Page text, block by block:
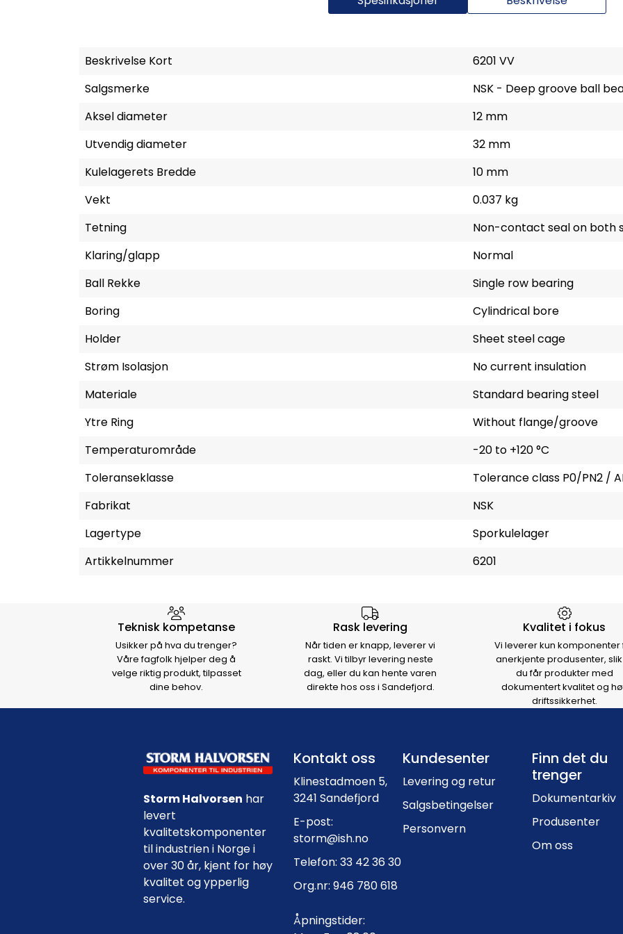
Beskrivelse Kort
6201 VV
Salgsmerke
NSK - Deep groove ball
Aksel diameter
12 mm
Utvendig diameter
32 mm
Kulelagerets Bredde
10 mm
Vekt
0.037 kg
Tetning
Non-contact seal on both
Klaring/glapp
Normal
Ball Rekke
Single row bearing
Boring
Cylindrical bore
Holder
Sheet steel cage
Strøm Isolasjon
No current insulation
Materiale
Standard bearing steel
Ytre Ring
Without flange/groove
Temperaturområde
-20 to +120 °C
Toleranseklasse
Tolerance class P0/PN2 /
Fabrikat
NSK
Lagertype
Sporkulelager
Artikkelnummer
6201
Hvorfor velge Storm Halvorsen
Teknisk kompetanse
Usikker på hva du trenger?
Våre fagfolk hjelper deg å
velge riktig produkt, tilpasset
dine behov.
Rask levering
Når tiden er knapp, leverer vi
raskt. Vi tilbyr levering neste
dag, eller du kan hente varen
direkte hos oss i Sandefjord.
Kvalitet i fokus
Vi leverer kun komponenter
anerkjente produsenter,
du får produkter med
dokumentert kvalitet og
driftssikkerhet.
Footer navigation
Storm Halvorsen har
levert
kvalitetskomponenter
til industrien i Norge i
over 30 år, kjent for høy
kvalitet og ypperlig
service.
Kontakt oss
Klinestadmoen 5,
3241 Sandefjord
E-post:
storm@ish.no
Telefon: 33 42 36 30
Org.nr: 946 780 618
Åpningstider:
Kundesenter
Levering og retur
Salgsbetingelser
Personvern
Finn det du
trenger
Dokumentarkiv
Produsenter
Om oss